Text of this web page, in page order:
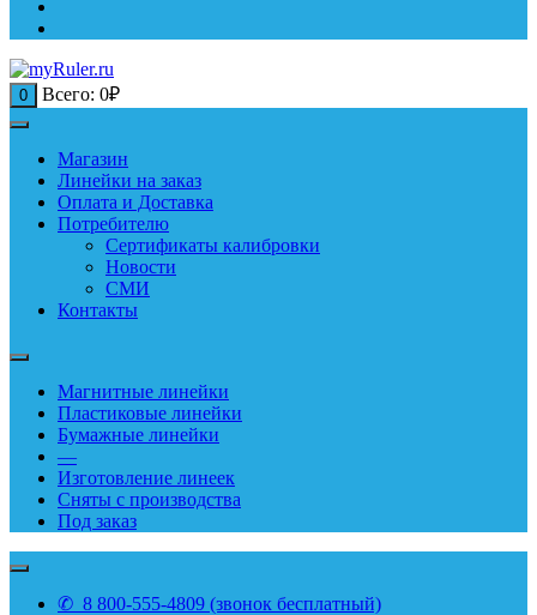
0 Всего: 0₽
Магазин
Линейки на заказ
Оплата и Доставка
Потребителю
Сертификаты калибровки
Новости
СМИ
Контакты
Магнитные линейки
Пластиковые линейки
Бумажные линейки
—
Изготовление линеек
Сняты с производства
Под заказ
✆ 8 800-555-4809 (звонок бесплатный)